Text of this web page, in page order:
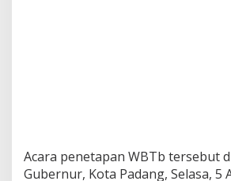
Acara penetapan WBTb tersebut
Gubernur, Kota Padang, Selasa, 5